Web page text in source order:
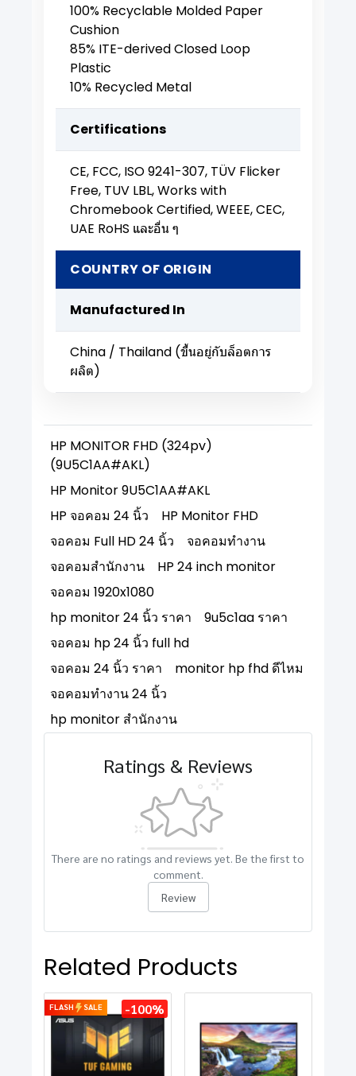
100% Recyclable Molded Paper
Cushion
85% ITE-derived Closed Loop
Plastic
10% Recycled Metal
Certifications
CE, FCC, ISO 9241-307, TÜV Flicker
Free, TUV LBL, Works with
Chromebook Certified, WEEE, CEC,
UAE RoHS และอื่น ๆ
COUNTRY OF ORIGIN
Manufactured In
China / Thailand (ขึ้นอยู่กับล็อตการ
ผลิต)
HP MONITOR FHD (324pv)
(9U5C1AA#AKL)
HP Monitor 9U5C1AA#AKL
HP จอคอม 24 นิ้ว
HP Monitor FHD
จอคอม Full HD 24 นิ้ว
จอคอมทำงาน
จอคอมสำนักงาน
HP 24 inch monitor
จอคอม 1920x1080
hp monitor 24 นิ้ว ราคา
9u5c1aa ราคา
จอคอม hp 24 นิ้ว full hd
จอคอม 24 นิ้ว ราคา
monitor hp fhd ดีไหม
จอคอมทำงาน 24 นิ้ว
hp monitor สำนักงาน
Ratings & Reviews
There are no ratings and reviews yet. Be the first to
comment.
Review
Related Products
FLASH SALE -100%